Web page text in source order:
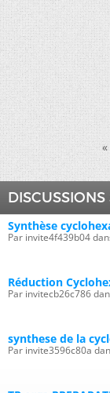
«
Synthèse
Par invite4f439b04
Réduction
Par invitecb26c786
synthese de la
Par invite3596c80a